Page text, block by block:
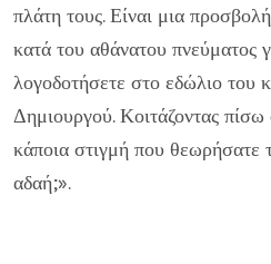
πλάτη τους. Είναι μια
κατά του αθάνατου πνεύματος
λογοδοτήσετε στο εδώλιο του
Δημιουργού. Κοιτάζοντας
κάποια στιγμή που θεωρήσατε
αδαή;».